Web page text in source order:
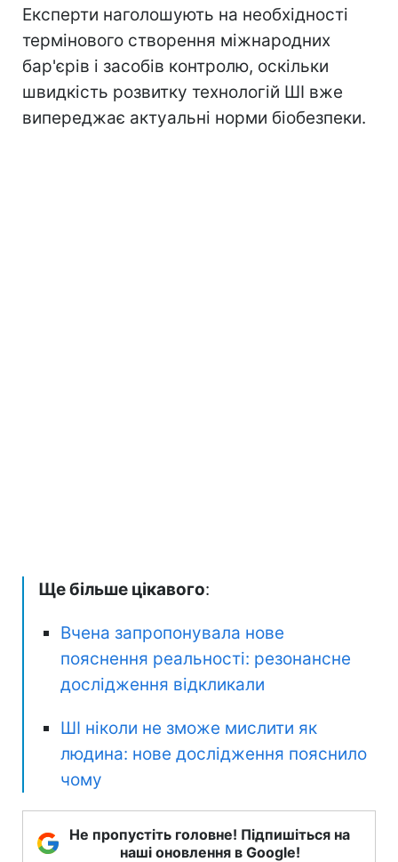
Експерти наголошують на необхідності
термінового створення міжнародних
бар'єрів і засобів контролю, оскільки
швидкість розвитку технологій ШІ вже
випереджає актуальні норми біобезпеки.
Ще більше цікавого:
Вчена запропонувала нове
пояснення реальності: резонансне
дослідження відкликали
ШІ ніколи не зможе мислити як
людина: нове дослідження пояснило
чому
Не пропустіть головне! Підпишіться на
наші оновлення в Google!